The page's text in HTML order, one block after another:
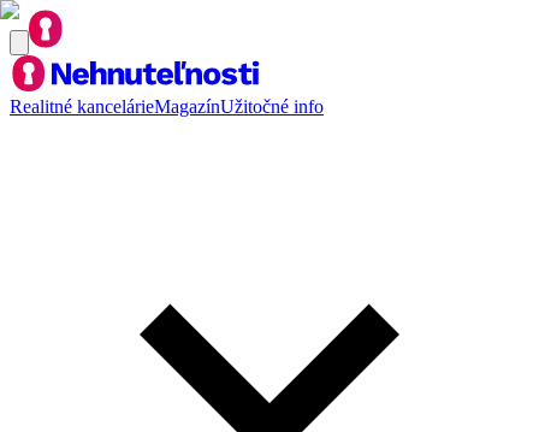
Realitné kancelárieMagazínUžitočné info